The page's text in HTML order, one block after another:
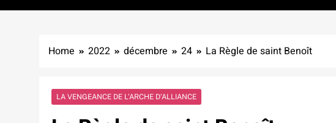
Home 2022 décembre 24 La Règle de saint Benoît
LA VENGEANCE DE L’ARCHE D’ALLIANCE